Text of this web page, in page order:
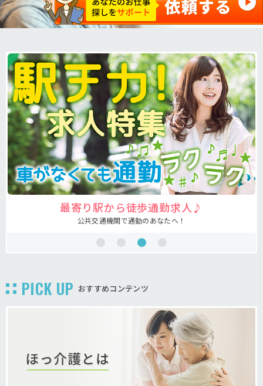
最寄り駅から徒歩通勤求人♪
公共交通機関で通勤のあなたへ！
PICK UP おすすめコンテンツ